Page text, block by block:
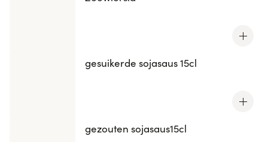
gesuikerde sojasaus 15cl
gezouten sojasaus15cl